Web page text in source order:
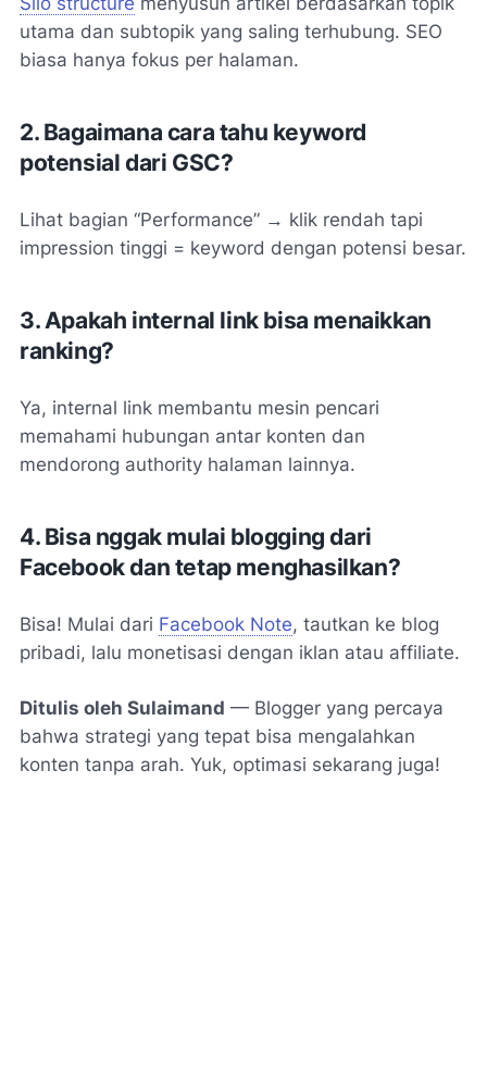
utama dan subtopik yang saling terhubung. SEO
biasa hanya fokus per halaman.
2. Bagaimana cara tahu keyword
potensial dari GSC?
Lihat bagian “Performance” → klik rendah tapi
impression tinggi = keyword dengan potensi besar.
3. Apakah internal link bisa menaikkan
ranking?
Ya, internal link membantu mesin pencari
memahami hubungan antar konten dan
mendorong authority halaman lainnya.
4. Bisa nggak mulai blogging dari
Facebook dan tetap menghasilkan?
Bisa! Mulai dari Facebook Note, tautkan ke blog
pribadi, lalu monetisasi dengan iklan atau affiliate.
Ditulis oleh Sulaimand — Blogger yang percaya
bahwa strategi yang tepat bisa mengalahkan
konten tanpa arah. Yuk, optimasi sekarang juga!